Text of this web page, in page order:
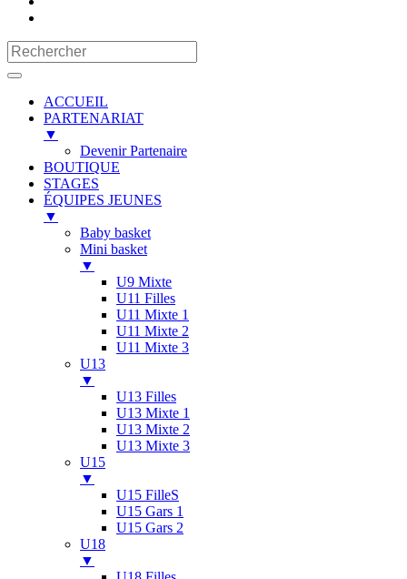
ACCUEIL
PARTENARIAT
▼
Devenir Partenaire
BOUTIQUE
STAGES
ÉQUIPES JEUNES
▼
Baby basket
Mini basket
▼
U9 Mixte
U11 Filles
U11 Mixte 1
U11 Mixte 2
U11 Mixte 3
U13
▼
U13 Filles
U13 Mixte 1
U13 Mixte 2
U13 Mixte 3
U15
▼
U15 FilleS
U15 Gars 1
U15 Gars 2
U18
▼